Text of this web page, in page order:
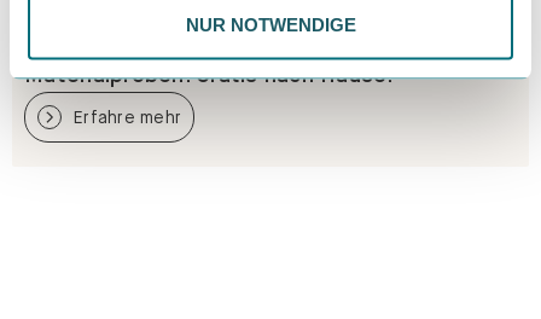
NUR NOTWENDIGE
Materialproben. Gratis nach Hause.
Erfahre mehr